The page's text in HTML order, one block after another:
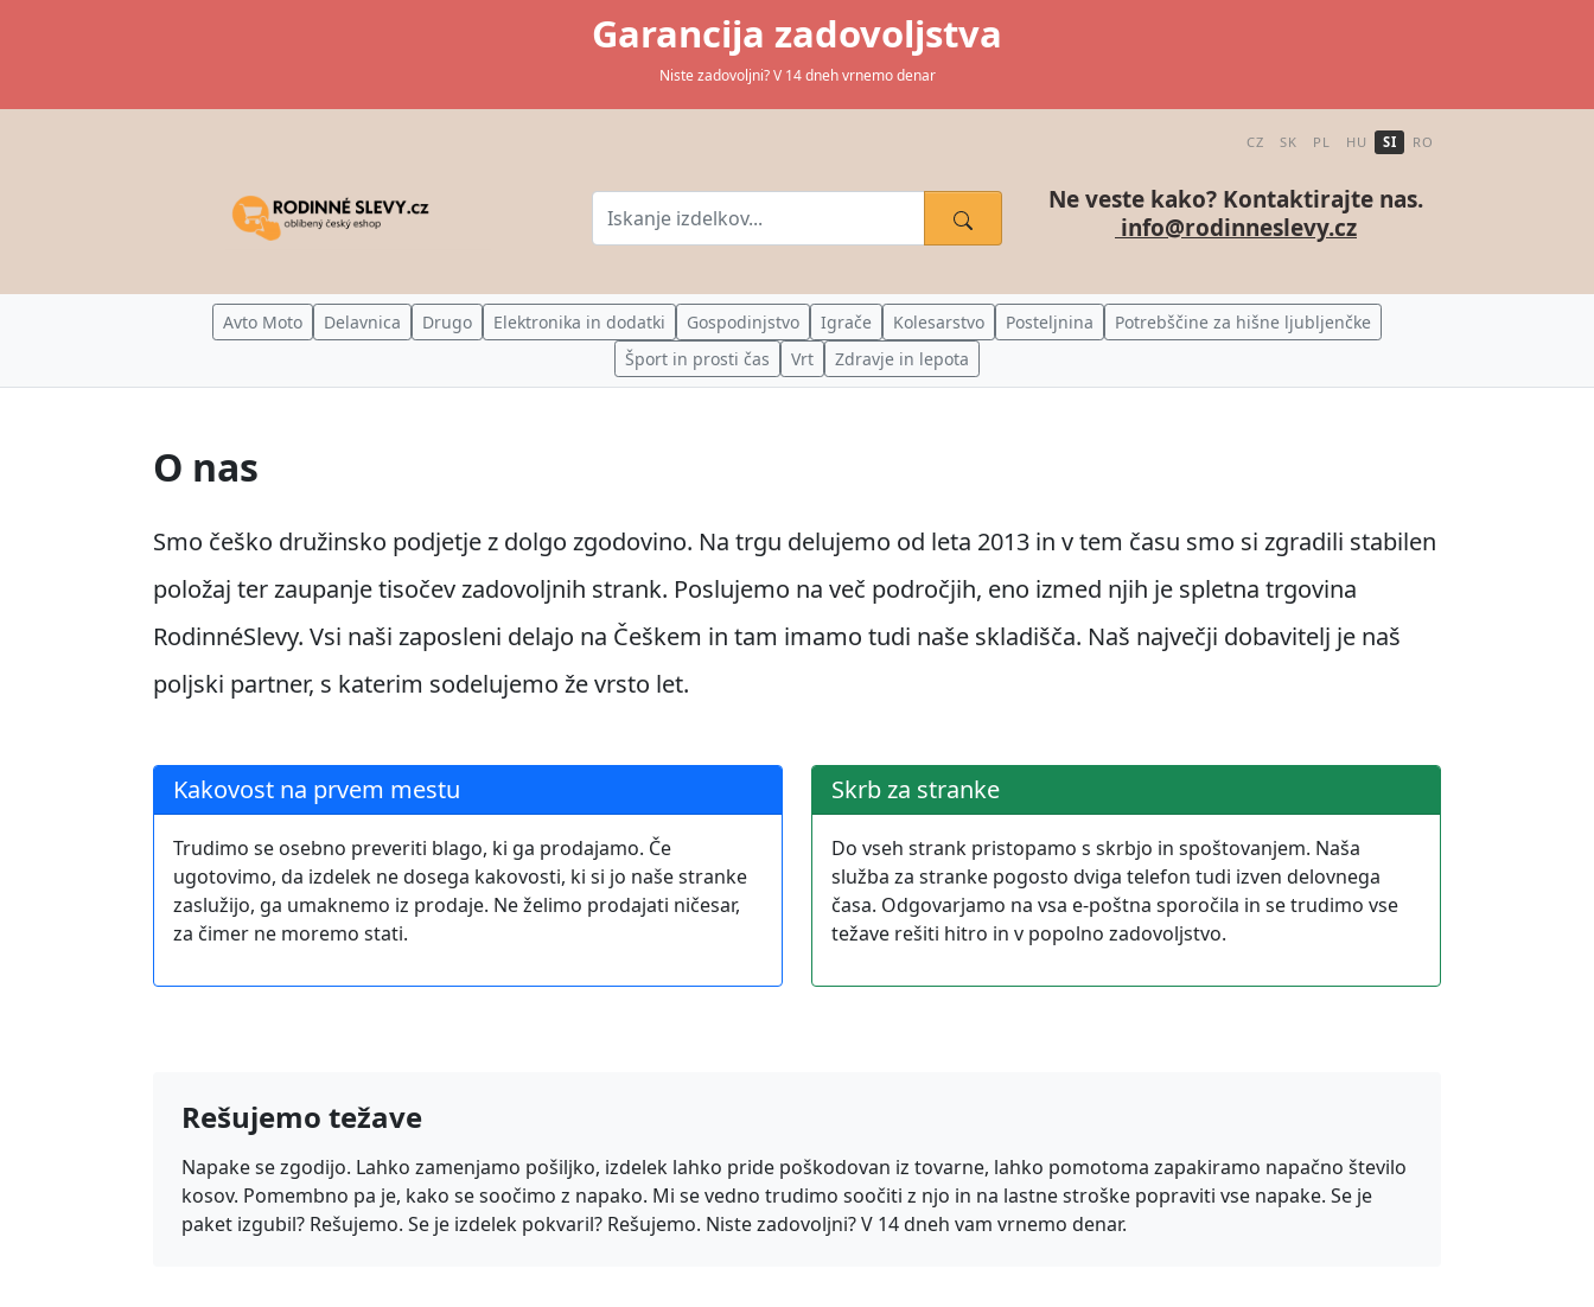
Garancija zadovoljstva
Niste zadovoljni? V 14 dneh vrnemo denar
CZ SK PL HU SI RO
Ne veste kako? Kontaktirajte nas.
info@rodinneslevy.cz
Avto Moto Delavnica Drugo Elektronika in dodatki Gospodinjstvo Igrače Kolesarstvo Posteljnina
Potrebščine za hišne ljubljenčke
Šport in prosti čas
Vrt Zdravje in lepota
O nas
Smo češko družinsko podjetje z dolgo zgodovino. Na trgu delujemo od leta 2013 in v tem času smo si zgradili stabilen
položaj ter zaupanje tisočev zadovoljnih strank. Poslujemo na več področjih, eno izmed njih je spletna trgovina
RodinnéSlevy. Vsi naši zaposleni delajo na Češkem in tam imamo tudi naše skladišča. Naš največji dobavitelj je naš
poljski partner, s katerim sodelujemo že vrsto let.
Kakovost na prvem mestu
Trudimo se osebno preveriti blago, ki ga prodajamo. Če
ugotovimo, da izdelek ne dosega kakovosti, ki si jo naše stranke
zaslužijo, ga umaknemo iz prodaje. Ne želimo prodajati ničesar,
za čimer ne moremo stati.
Skrb za stranke
Do vseh strank pristopamo s skrbjo in spoštovanjem. Naša
služba za stranke pogosto dviga telefon tudi izven delovnega
časa. Odgovarjamo na vsa e-poštna sporočila in se trudimo vse
težave rešiti hitro in v popolno zadovoljstvo.
Rešujemo težave
Napake se zgodijo. Lahko zamenjamo pošiljko, izdelek lahko pride poškodovan iz tovarne, lahko pomotoma zapakiramo napačno število
kosov. Pomembno pa je, kako se soočimo z napako. Mi se vedno trudimo soočiti z njo in na lastne stroške popraviti vse napake. Se je
paket izgubil? Rešujemo. Se je izdelek pokvaril? Rešujemo. Niste zadovoljni? V 14 dneh vam vrnemo denar.